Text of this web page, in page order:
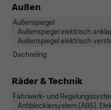
Außen
Außenspiegel
Außenspiegel elektrisch
Außenspiegel elektrisch
Dachreling
Räder & Technik
Fahrwerk- und
Antiblockiersystem (ABS),